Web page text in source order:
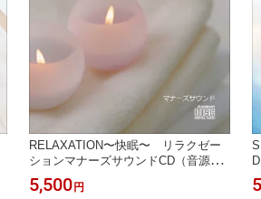
RELAXATION〜快眠〜 リラクゼー
ションマナーズサウンドCD（音源メ
イン）マナーズサウンド 音響振動療
法 音響療法 サイマティクス マナーズ
5,500 円